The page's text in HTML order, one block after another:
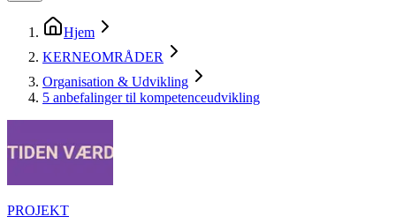
Hjem
KERNEOMRÅDER
Organisation & Udvikling
5 anbefalinger til kompetenceudvikling
PROJEKT